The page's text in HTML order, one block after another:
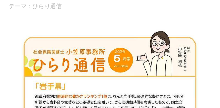
テーマ： ひらり通信